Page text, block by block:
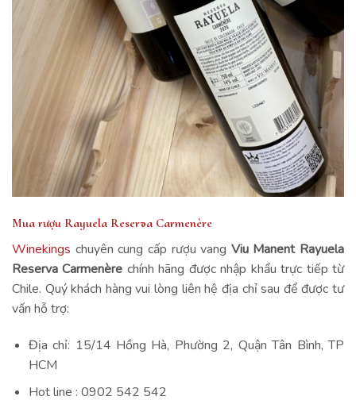
Mua rượu Rayuela Reserva Carmenère
Winekings chuyên cung cấp rượu vang Viu Manent Rayuela
Reserva Carmenère chính hãng được nhập khẩu trực tiếp từ
Chile. Quý khách hàng vui lòng liên hệ địa chỉ sau để được tư
vấn hỗ trợ:
Địa chỉ: 15/14 Hồng Hà, Phường 2, Quận Tân Bình, TP
HCM
Hot line : 0902 542 542